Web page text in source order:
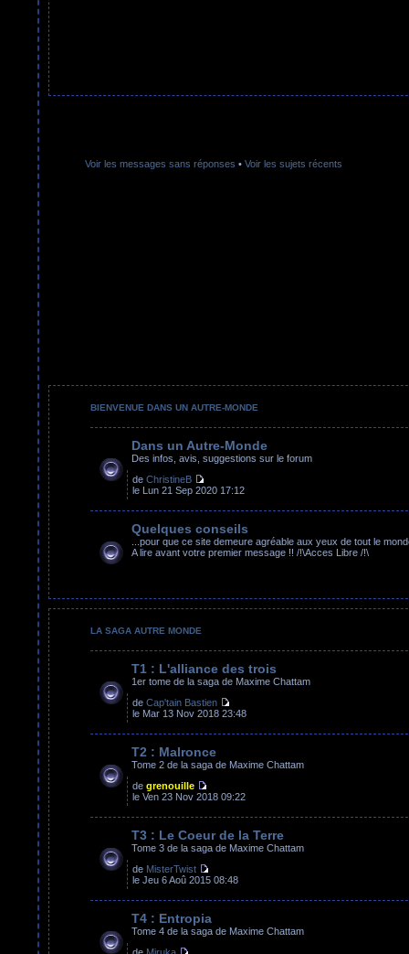
Voir les messages sans réponses • Voir les sujets récents
BIENVENUE DANS UN AUTRE-MONDE
Dans un Autre-Monde
Des infos, avis, suggestions sur le forum
de ChristineB
le Lun 21 Sep 2020 17:12
Quelques conseils
...pour que ce site demeure agréable aux yeux de tout le
A lire avant votre premier message !! /!\Acces Libre /!\
LA SAGA AUTRE MONDE
T1 : L'alliance des trois
1er tome de la saga de Maxime Chattam
de Cap'tain Bastien
le Mar 13 Nov 2018 23:48
T2 : Malronce
Tome 2 de la saga de Maxime Chattam
de grenouille
le Ven 23 Nov 2018 09:22
T3 : Le Coeur de la Terre
Tome 3 de la saga de Maxime Chattam
de MisterTwist
le Jeu 6 Aoû 2015 08:48
T4 : Entropia
Tome 4 de la saga de Maxime Chattam
de Miruka